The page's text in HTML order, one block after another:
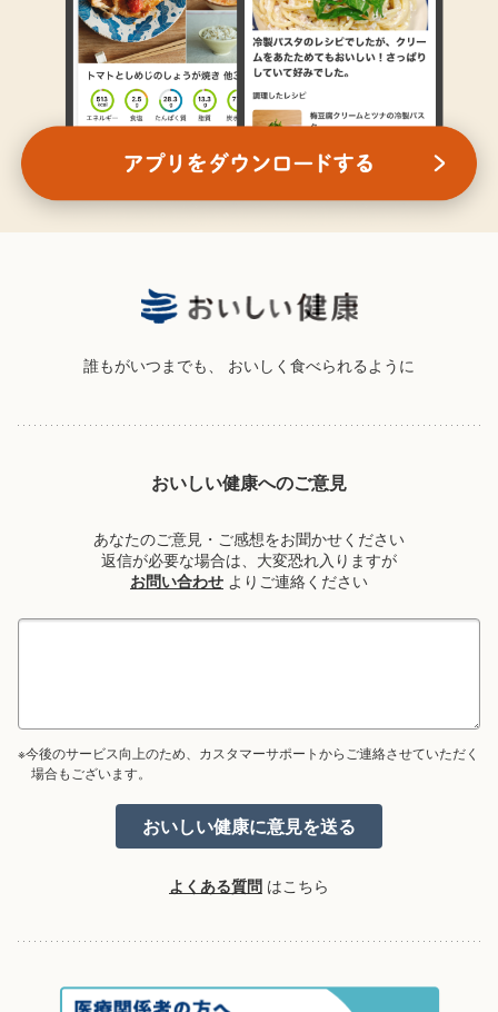
誰もがいつまでも、 おいしく食べられるように
おいしい健康へのご意見
あなたのご意見・ご感想をお聞かせください
返信が必要な場合は、大変恐れ入りますが
お問い合わせ よりご連絡ください
※今後のサービス向上のため、カスタマーサポートからご連絡させていただく
場合もございます。
よくある質問 はこちら